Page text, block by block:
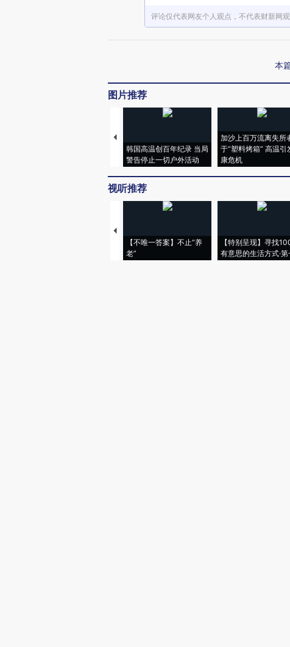
评论仅代表网友个人观点，不代表财新网
本
图片推荐
韩国高温创百年纪录 当局
警告停止一切户外活动
加沙上百万流离失所
于“塑料烤箱” 高温引
康危机
视听推荐
【不唯一答案】不止“养
老”
【特别呈现】寻找
有意思的生活方式·